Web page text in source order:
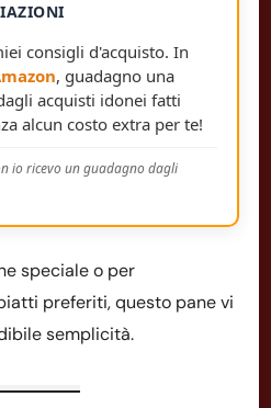
consigli d'acquisto. In
, guadagno una
acquisti idonei fatti
alcun costo extra per te!
io ricevo un guadagno dagli
speciale o per
preferiti, questo pane vi
semplicità.